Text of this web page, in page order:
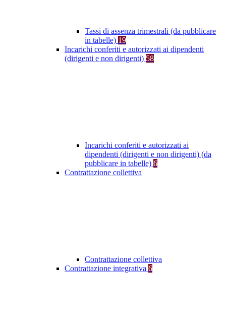
Tassi di assenza trimestrali (da pubblicare
in tabelle) 19
Incarichi conferiti e autorizzati ai dipendenti
(dirigenti e non dirigenti) 58
Incarichi conferiti e autorizzati ai
dipendenti (dirigenti e non dirigenti) (da
pubblicare in tabelle) 6
Contrattazione collettiva
Contrattazione collettiva
Contrattazione integrativa 6